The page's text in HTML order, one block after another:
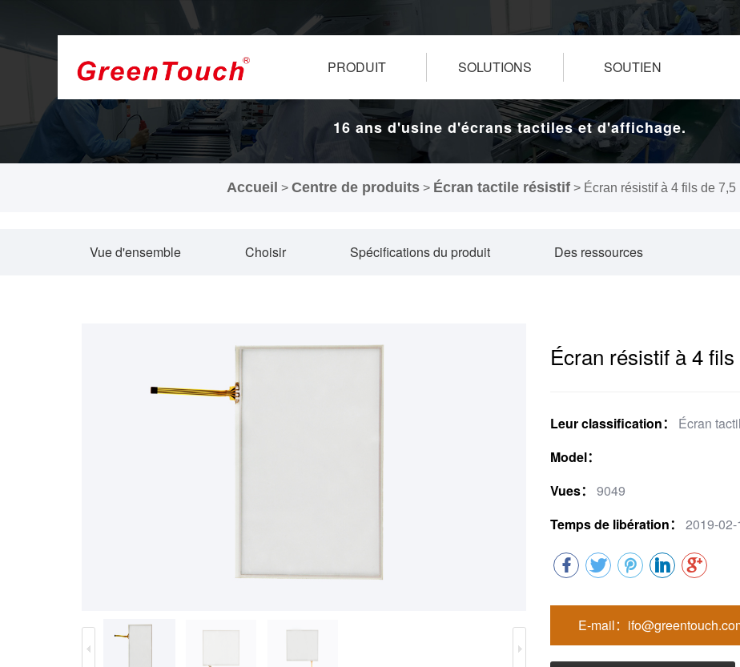
PRODUIT SOLUTIONS SOUTIEN
16 ans d'usine d'écrans tactiles et d'affichage.
Accueil > Centre de produits > Écran tactile résistif > Écran résistif à 4 fils de
Vue d'ensemble Choisir Spécifications du produit Des ressources
Écran résistif à 4
Leur classification：
Écran
Model：
Vues：
9049
Temps de libération：
2019-
E-mail：